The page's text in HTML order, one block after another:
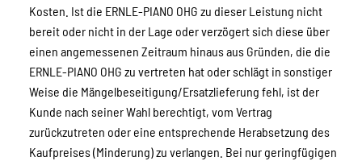
Kosten. Ist die ERNLE-PIANO OHG zu dieser Leistung nicht
bereit oder nicht in der Lage oder verzögert sich diese über
einen angemessenen Zeitraum hinaus aus Gründen, die die
ERNLE-PIANO OHG zu vertreten hat oder schlägt in sonstiger
Weise die Mängelbeseitigung/Ersatzlieferung fehl, ist der
Kunde nach seiner Wahl berechtigt, vom Vertrag
zurückzutreten oder eine entsprechende Herabsetzung des
Kaufpreises (Minderung) zu verlangen. Bei nur geringfügigen